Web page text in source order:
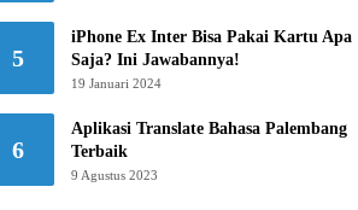
5
iPhone Ex Inter Bisa Pakai Kartu Apa
Saja? Ini Jawabannya!
19 Januari 2024
6
Aplikasi Translate Bahasa Palembang
Terbaik
9 Agustus 2023